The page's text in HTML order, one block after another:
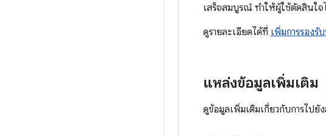
เสร็จสมบูรณ์ ทำให้ผู้ใช้ตัดสินใ
ดูรายละเอียดได้ที่ เพิ่มการรองรั
แหล่งข้อมูลเพิ่มเติม
ดูข้อมูลเพิ่มเติมเกี่ยวกับการไป